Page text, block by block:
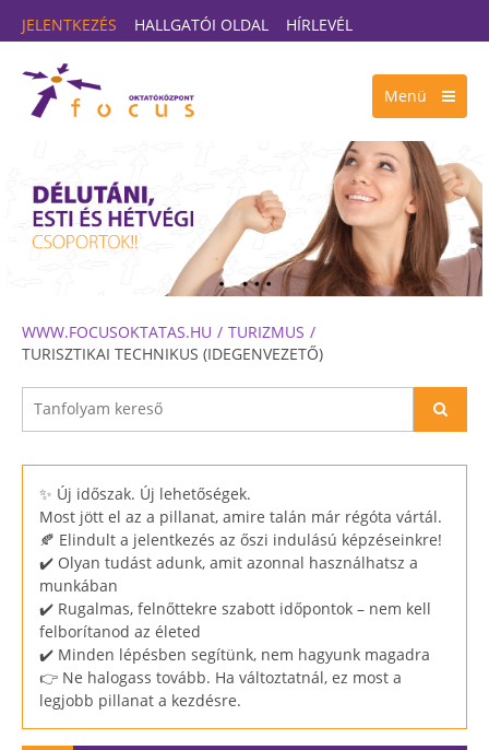
JELENTKEZÉS HALLGATÓI OLDAL HÍRLEVÉL
Menü
WWW.FOCUSOKTATAS.HU
TURIZMUS
TURISZTIKAI TECHNIKUS (IDEGENVEZETŐ)
✨ Új időszak. Új lehetőségek.
Most jött el az a pillanat, amire talán már régóta vártál.
🍂 Elindult a jelentkezés az őszi indulású képzéseinkre!
✔️ Olyan tudást adunk, amit azonnal használhatsz a
munkában
✔️ Rugalmas, felnőttekre szabott időpontok – nem kell
felborítanod az életed
✔️ Minden lépésben segítünk, nem hagyunk magadra
👉 Ne halogass tovább. Ha változtatnál, ez most a
legjobb pillanat a kezdésre.